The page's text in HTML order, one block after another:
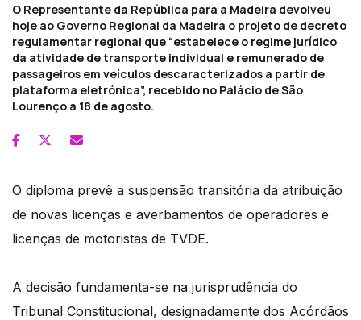
O Representante da República para a Madeira devolveu
hoje ao Governo Regional da Madeira o projeto de decreto
regulamentar regional que “estabelece o regime jurídico
da atividade de transporte individual e remunerado de
passageiros em veículos descaracterizados a partir de
plataforma eletrónica”, recebido no Palácio de São
Lourenço a 18 de agosto.
O diploma prevê a suspensão transitória da atribuição
de novas licenças e averbamentos de operadores e
licenças de motoristas de TVDE.
A decisão fundamenta-se na jurisprudência do
Tribunal Constitucional, designadamente dos Acórdãos